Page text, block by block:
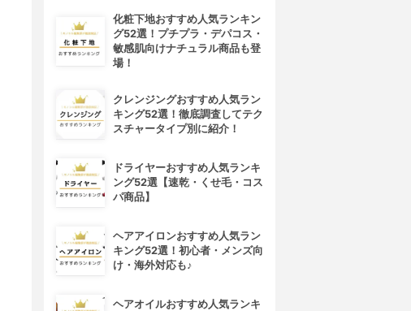
化粧下地おすすめ人気ランキン
グ52選！プチプラ・デパコス・
敏感肌向けナチュラル商品も登
場！
クレンジングおすすめ人気ラン
キング52選！徹底調査してテク
スチャータイプ別に紹介！
ドライヤーおすすめ人気ランキ
ング52選【速乾・くせ毛・コス
パ商品】
ヘアアイロンおすすめ人気ラン
キング52選！初心者・メンズ向
け・海外対応も♪
ヘアオイルおすすめ人気ランキ